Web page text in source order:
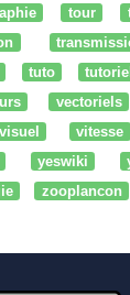
tour
tuto tutoriel
vectoriels
visuel vitesse
yeswiki
zooplancon